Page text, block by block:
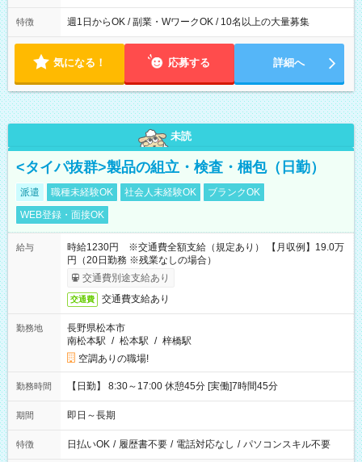
特徴 週1日からOK / 副業・WワークOK / 10名以上の大量募集
気になる！ 応募する 詳細へ
未読
<タイパ抜群>製品の組立・検査・梱包（日勤）
派遣 職種未経験OK 社会人未経験OK
ブランクOK
WEB登録・面接OK
給与
時給1230円 ※交通費全額支給（規定あり） 【月収例】19.0万
円（20日勤務 ※残業なしの場合）
交通費別途支給あり
交通費 交通費支給あり
勤務地
長野県松本市
南松本駅 / 松本駅 / 梓橋駅
空調ありの職場!
勤務時間 【日勤】 8:30～17:00 休憩45分 [実働]7時間45分
期間 即日～長期
特徴 日払いOK / 履歴書不要 / 電話対応なし / パソコンスキル不要